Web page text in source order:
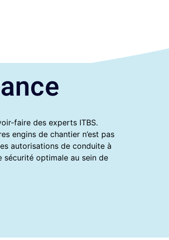
faire des experts ITBS.
engins de chantier n’est pas
autorisations de conduite à
sécurité optimale au sein de